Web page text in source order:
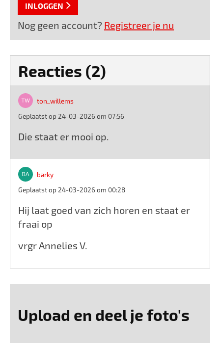
INLOGGEN
Nog geen account? Registreer je nu
Reacties (2)
ton_willems
Geplaatst op 24-03-2026 om 07:56
Die staat er mooi op.
barky
Geplaatst op 24-03-2026 om 00:28
Hij laat goed van zich horen en staat er
fraai op
vrgr Annelies V.
Upload en deel je foto's